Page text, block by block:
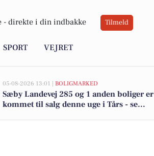
- direkte i din indbakke Tilmeld
SPORT VEJRET
05-08-2026 13:01 | BOLIGMARKED
Sæby Landevej 285 og 1 anden boliger er
kommet til salg denne uge i Tårs - se